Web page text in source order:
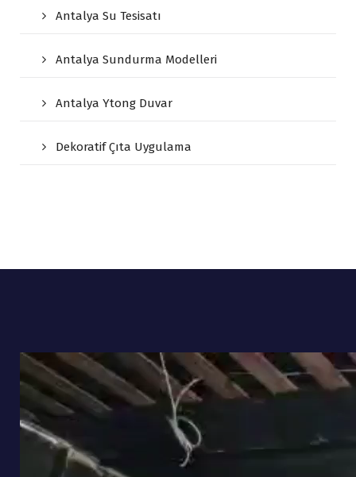
Antalya Su Tesisatı
Antalya Sundurma Modelleri
Antalya Ytong Duvar
Dekoratif Çıta Uygulama